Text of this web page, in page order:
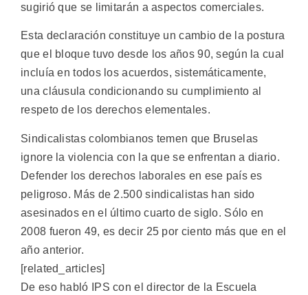
sugirió que se limitarán a aspectos comerciales.
Esta declaración constituye un cambio de la postura
que el bloque tuvo desde los años 90, según la cual
incluía en todos los acuerdos, sistemáticamente,
una cláusula condicionando su cumplimiento al
respeto de los derechos elementales.
Sindicalistas colombianos temen que Bruselas
ignore la violencia con la que se enfrentan a diario.
Defender los derechos laborales en ese país es
peligroso. Más de 2.500 sindicalistas han sido
asesinados en el último cuarto de siglo. Sólo en
2008 fueron 49, es decir 25 por ciento más que en el
año anterior.
[related_articles]
De eso habló IPS con el director de la Escuela